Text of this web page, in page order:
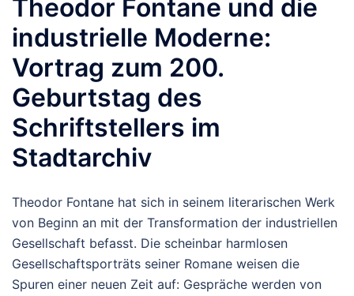
Theodor Fontane und die
industrielle Moderne:
Vortrag zum 200.
Geburtstag des
Schriftstellers im
Stadtarchiv
Theodor Fontane hat sich in seinem literarischen Werk
von Beginn an mit der Transformation der industriellen
Gesellschaft befasst. Die scheinbar harmlosen
Gesellschaftsporträts seiner Romane weisen die
Spuren einer neuen Zeit auf: Gespräche werden von